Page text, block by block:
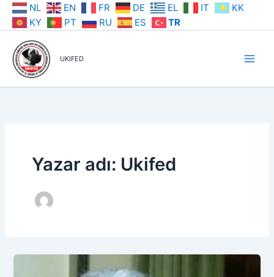
İçeriğe NL EN FR DE EL IT
KK
KY
PT RU ES TR
UKIFED
Yazar adı: Ukifed